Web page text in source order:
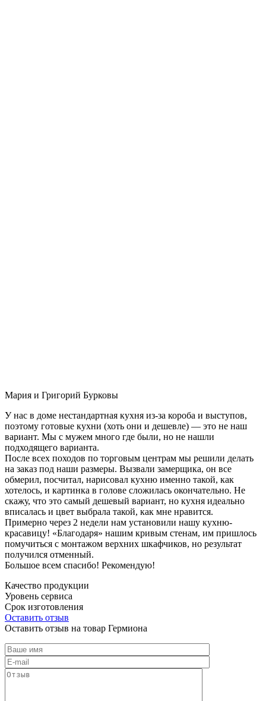
Мария и Григорий Бурковы
У нас в доме нестандартная кухня из-за короба и выступов,
поэтому готовые кухни (хоть они и дешевле) — это не наш
вариант. Мы с мужем много где были, но не нашли
подходящего варианта.
После всех походов по торговым центрам мы решили делать
на заказ под наши размеры. Вызвали замерщика, он все
обмерил, посчитал, нарисовал кухню именно такой, как
хотелось, и картинка в голове сложилась окончательно. Не
скажу, что это самый дешевый вариант, но кухня идеально
вписалась и цвет выбрала такой, как мне нравится.
Примерно через 2 недели нам установили нашу кухню-
красавицу! «Благодаря» нашим кривым стенам, им пришлось
помучиться с монтажом верхних шкафчиков, но результат
получился отменный.
Большое всем спасибо! Рекомендую!
Качество продукции
Уровень сервиса
Срок изготовления
Оставить отзыв
Оставить отзыв на товар Гермиона